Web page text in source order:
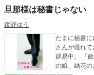
旦那様は秘書じゃない
鏡野ゆう
たまに秘書
さんが現れ
辟易中。 『
の娘、結花の